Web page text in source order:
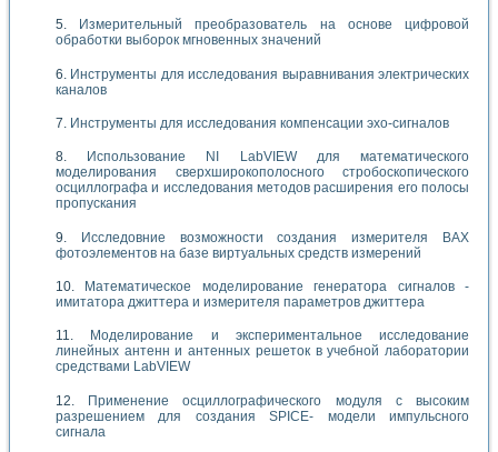
Измерительный преобразователь на основе цифровой
обработки выборок мгновенных значений
Инструменты для исследования выравнивания электрических
каналов
Инструменты для исследования компенсации эхо-сигналов
Использование NI LabVIEW для математического
моделирования сверхширокополосного стробоскопического
осциллографа и исследования методов расширения его полосы
пропускания
Исследовние возможности создания измерителя ВАХ
фотоэлементов на базе виртуальных средств измерений
Математическое моделирование генератора сигналов -
имитатора джиттера и измерителя параметров джиттера
Моделирование и экспериментальное исследование
линейных антенн и антенных решеток в учебной лаборатории
средствами LabVIEW
Применение осциллографического модуля с высоким
разрешением для создания SPICE- модели импульсного
сигнала